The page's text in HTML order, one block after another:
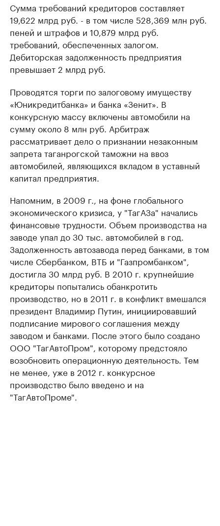
Сумма требований кредиторов составляет
19,622 млрд руб. - в том числе 528,369 млн руб.
пеней и штрафов и 10,879 млрд руб.
требований, обеспеченных залогом.
Дебиторская задолженность предприятия
превышает 2 млрд руб.
Проводятся торги по залоговому имуществу
«Юникредитбанка» и банка «Зенит». В
конкурсную массу включены автомобили на
сумму около 8 млн руб. Арбитраж
рассматривает дело о признании незаконным
запрета таганрогской таможни на ввоз
автомобилей, являющихся вкладом в уставный
капитал предприятия.
Напомним, в 2009 г., на фоне глобального
экономического кризиса, у "ТагАЗа" начались
финансовые трудности. Объем производства на
заводе упал до 30 тыс. автомобилей в год.
Задолженность автозавода перед банками, в том
числе Сбербанком, ВТБ и "Газпромбанком",
достигла 30 млрд руб. В 2010 г. крупнейшие
кредиторы попытались обанкротить
производство, но в 2011 г. в конфликт вмешался
президент Владимир Путин, инициировавший
подписание мирового соглашения между
заводом и банками. После этого было создано
ООО "ТагАвтоПром", которому предстояло
возобновить операционную деятельность. Тем
не менее, уже в 2012 г. конкурсное
производство было введено и на
"ТагАвтоПроме".